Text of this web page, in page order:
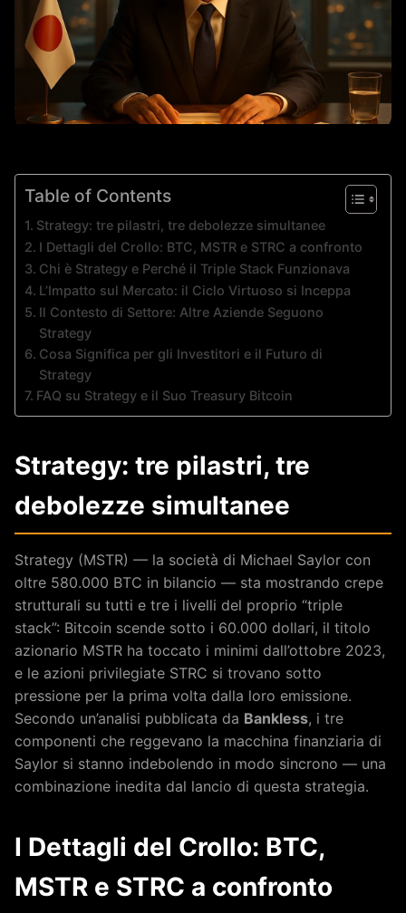
Table of Contents
Strategy: tre pilastri, tre debolezze simultanee
I Dettagli del Crollo: BTC, MSTR e STRC a confronto
Chi è Strategy e Perché il Triple Stack Funzionava
L’Impatto sul Mercato: il Ciclo Virtuoso si Inceppa
Il Contesto di Settore: Altre Aziende Seguono
Strategy
Cosa Significa per gli Investitori e il Futuro di
Strategy
FAQ su Strategy e il Suo Treasury Bitcoin
Strategy: tre pilastri, tre
debolezze simultanee
Strategy (MSTR) — la società di Michael Saylor con
oltre 580.000 BTC in bilancio — sta mostrando crepe
strutturali su tutti e tre i livelli del proprio “triple
stack”: Bitcoin scende sotto i 60.000 dollari, il titolo
azionario MSTR ha toccato i minimi dall’ottobre 2023,
e le azioni privilegiate STRC si trovano sotto
pressione per la prima volta dalla loro emissione.
Secondo un’analisi pubblicata da Bankless, i tre
componenti che reggevano la macchina finanziaria di
Saylor si stanno indebolendo in modo sincrono — una
combinazione inedita dal lancio di questa strategia.
I Dettagli del Crollo: BTC,
MSTR e STRC a confronto